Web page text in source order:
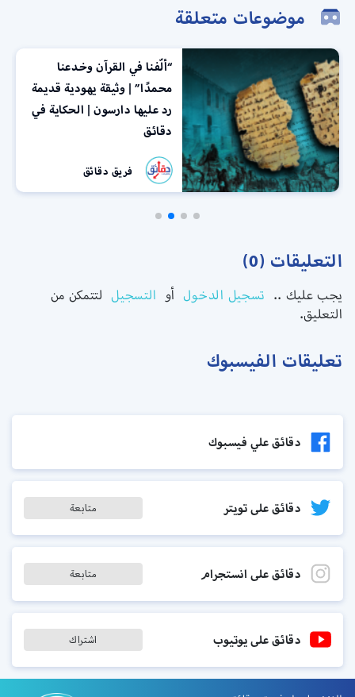
موضوعات متعلقة
“ألّفنا في القرآن وخدعنا
محمدًا” | وثيقة يهودية قديمة
رد عليها دارسون | الحكاية في
دقائق
فريق دقائق
التعليقات (0)
يجب عليك .. تسجيل الدخول أو التسجيل لتتمكن من
التعليق.
تعليقات الفيسبوك
دقائق علي فيسبوك
دقائق على تويتر متابعة
دقائق على انستجرام متابعة
دقائق على يوتيوب اشتراك